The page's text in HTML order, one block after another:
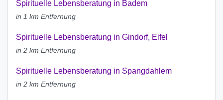
Spirituelle Lebensberatung in Badem
in 1 km Entfernung
Spirituelle Lebensberatung in Gindorf, Eifel
in 2 km Entfernung
Spirituelle Lebensberatung in Spangdahlem
in 2 km Entfernung